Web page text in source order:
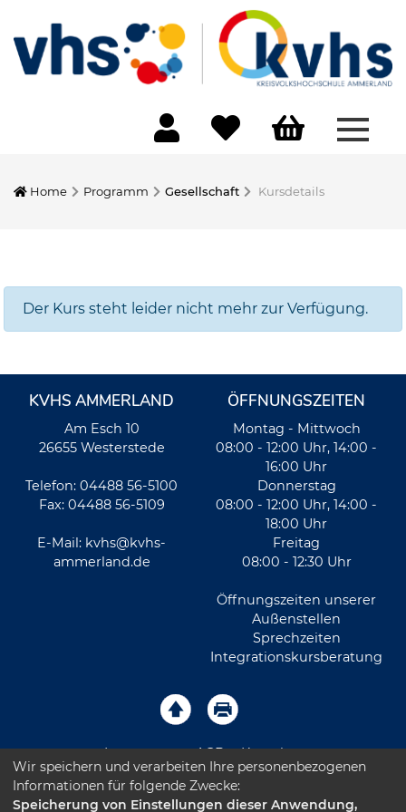
Home Programm Gesellschaft Kursdetails
Der Kurs steht leider nicht mehr zur Verfügung.
KVHS AMMERLAND
Am Esch 10
26655 Westerstede
Telefon: 04488 56-5100
Fax: 04488 56-5109
E-Mail: kvhs@kvhs-
ammerland.de
ÖFFNUNGSZEITEN
Montag - Mittwoch
08:00 - 12:00 Uhr, 14:00 -
16:00 Uhr
Donnerstag
08:00 - 12:00 Uhr, 14:00 -
18:00 Uhr
Freitag
08:00 - 12:30 Uhr
Öffnungszeiten unserer
Außenstellen
Sprechzeiten
Integrationskursberatung
Impressum AGB Kontakt
Sitemap Datenschutz Leichte Sprache
Wir speichern und verarbeiten Ihre personenbezogenen
Informationen für folgende Zwecke:
Speicherung von Einstellungen dieser Anwendung,